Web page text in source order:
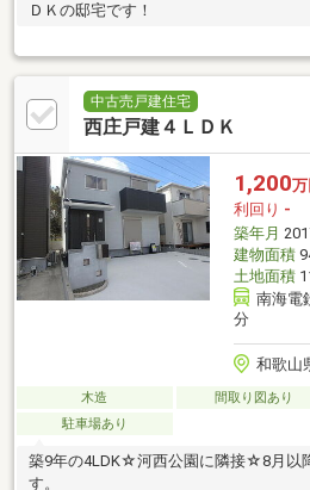
ＤＫの邸宅です！
中古売戸建住宅
西庄戸建４ＬＤＫ
1,200万
利回り -
築年月
建物面積
土地面積
南海電
分
和歌山
木造 間取り図あり
駐車場あり
築9年の4LDK☆河西公園に隣接☆8月以
す。